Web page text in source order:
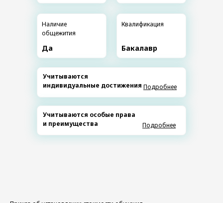
Наличие
общежития
Да
Квалификация
Бакалавр
Учитываются
индивидуальные достижения Подробнее
Учитываются особые права
и преимущества
Подробнее